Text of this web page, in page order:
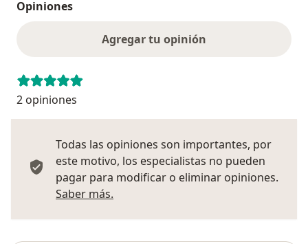
Opiniones
Agregar tu opinión
2 opiniones
Todas las opiniones son importantes, por
este motivo, los especialistas no pueden
pagar para modificar o eliminar opiniones.
Saber más.